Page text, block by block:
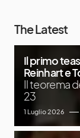
The Latest
Il primo
Reinhart e
Il teorema
23
1 Luglio 2026